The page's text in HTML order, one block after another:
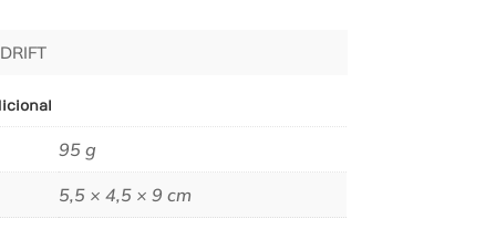
95 g
5,5 × 4,5 × 9 cm